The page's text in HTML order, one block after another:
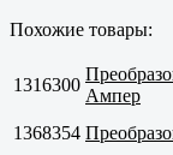
Похожие товары:
1316300
Ампер
1368354